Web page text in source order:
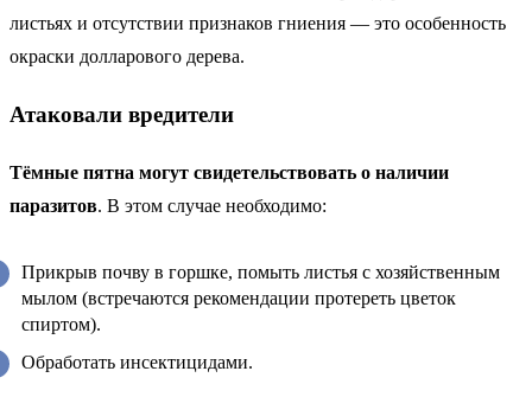
листьях и отсутствии признаков гниения — это особенность
окраски долларового дерева.
Атаковали вредители
Тёмные пятна могут свидетельствовать о наличии
паразитов. В этом случае необходимо:
Прикрыв почву в горшке, помыть листья с хозяйственным
мылом (встречаются рекомендации протереть цветок
спиртом).
Обработать инсектицидами.